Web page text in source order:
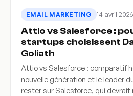
EMAIL MARKETING 14 avril 2026
Attio vs Salesforce :
startups choisissent
Goliath
Attio vs Salesforce : comparatif
nouvelle génération et le leader
rester sur Salesforce, qui